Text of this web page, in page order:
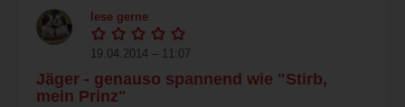
lese gerne
19.04.2014 – 11:07
Jäger - genauso spannend wie "Stirb,
mein Prinz"